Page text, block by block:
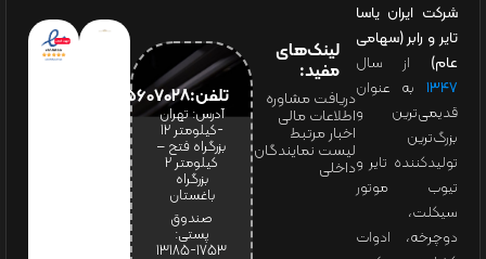
شرکت ایران یاسا
تایر و رابر (سهامی
عام) از سال
۱۳۴۷ به عنوان
قدیمی‌ترین و
بزرگ‌ترین
تولیدکننده تایر و
تیوب موتور
سیکلت،
دوچرخه، ادوات
لینک‌های
مفید:
دریافت مشاوره
اطلاعات مالی
اخبار مرتبط
لیست نمایندگان
داخلی
تلفن:65607028(021)
آدرس: تهران
-کیلومتر 12
بزرگراه فتح –
کیلومتر ۲
بزرگراه
باغستان
صندوق
پستی:
1753-13185